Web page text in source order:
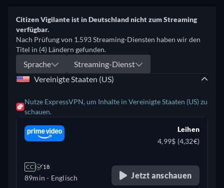
Citizen Vigilante ist in Deutschland nicht zum Streaming
verfügbar.
Nach Prüfung von 1.593 Streaming-Diensten haben wir den
Titel in (4) Ländern gefunden.
Sprache
Streaming-Dienst
Vereinigte Staaten (US)
Nutze ExpressVPN, um Inhalte in Vereinigte Staaten (US) zu
schauen.
CC 18
89min - Englisch
Leihen
4,99$ (4,32€)
Jetzt anschauen